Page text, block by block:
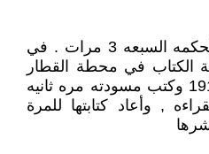
كتب لورنس كتاب أعمدة الحكمه السبعه 3 مرات . في
الكتاب في محطة القطار
عند تبديل القطارات عام 1919 وكتب مسودته مره ثانيه
, وأعاد كتابتها للمرة